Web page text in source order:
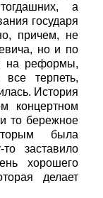
а
государя
причем, не
но и по
на реформы,
терпеть,
История
концертном
то бережное
была
заставило
хорошего
делает